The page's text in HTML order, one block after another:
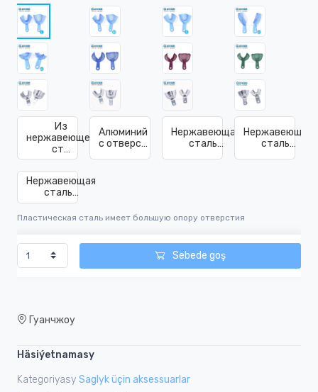
Из
нержавеющей
ст…
Алюминий
с отверс…
Нержавеющая
сталь…
Нержавеющая
сталь…
Нержавеющая
сталь…
Пластическая сталь имеет большую опору отверстия
Sebede goş
Гуанчжоу
Häsiýetnamasy
Kategoriyasy Saglyk üçin aksessuarlar